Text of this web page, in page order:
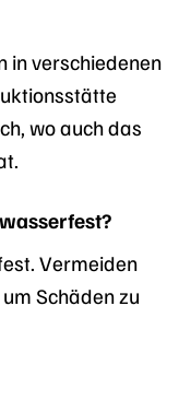
in verschiedenen
wo auch das
Vermeiden
Schäden zu